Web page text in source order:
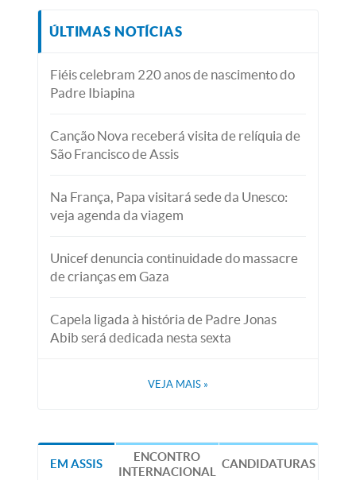
ÚLTIMAS NOTÍCIAS
Fiéis celebram 220 anos de nascimento do
Padre Ibiapina
Canção Nova receberá visita de relíquia de
São Francisco de Assis
Na França, Papa visitará sede da Unesco:
veja agenda da viagem
Unicef denuncia continuidade do massacre
de crianças em Gaza
Capela ligada à história de Padre Jonas
Abib será dedicada nesta sexta
VEJA MAIS »
EM ASSIS
ENCONTRO
INTERNACIONAL
CANDIDATURAS